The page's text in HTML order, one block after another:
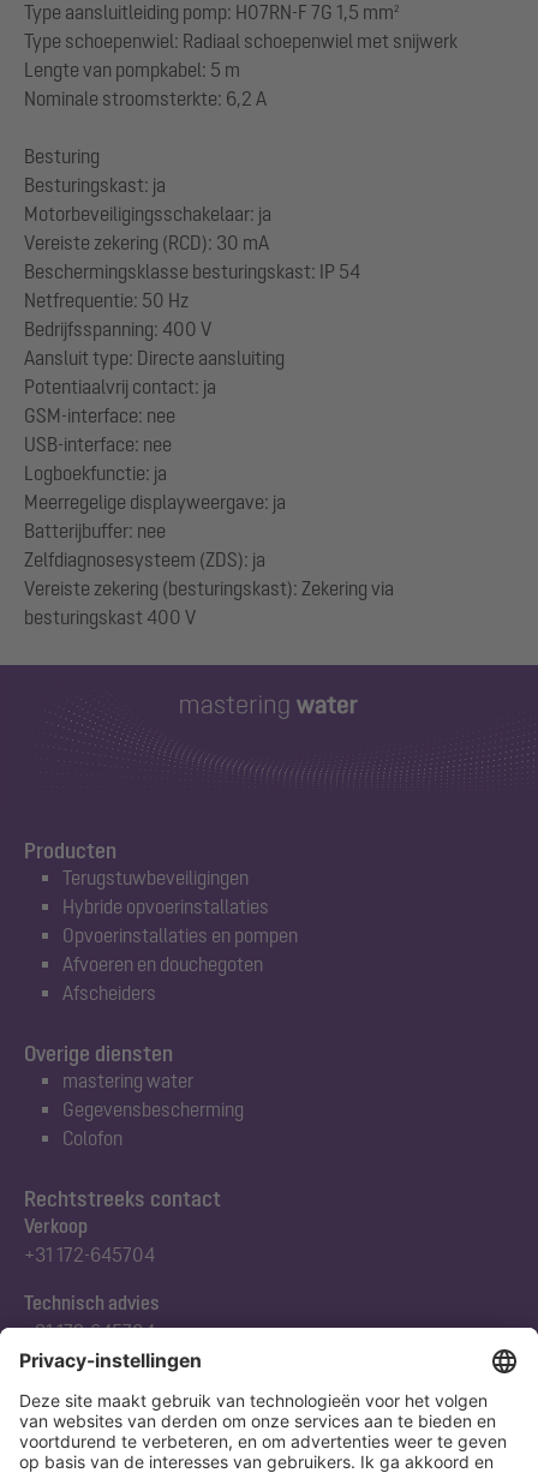
Type aansluitleiding pomp: H07RN-F 7G 1,5 mm²
Type schoepenwiel: Radiaal schoepenwiel met snijwerk
Lengte van pompkabel: 5 m
Nominale stroomsterkte: 6,2 A
Besturing
Besturingskast: ja
Motorbeveiligingsschakelaar: ja
Vereiste zekering (RCD): 30 mA
Beschermingsklasse besturingskast: IP 54
Netfrequentie: 50 Hz
Bedrijfsspanning: 400 V
Aansluit type: Directe aansluiting
Potentiaalvrij contact: ja
GSM-interface: nee
USB-interface: nee
Logboekfunctie: ja
Meerregelige displayweergave: ja
Batterijbuffer: nee
Zelfdiagnosesysteem (ZDS): ja
Vereiste zekering (besturingskast): Zekering via
Producten
Terugstuwbeveiligingen
Hybride opvoerinstallaties
Opvoerinstallaties en pompen
Afvoeren en douchegoten
Afscheiders
Rechtstreeks contact
Verkoop
+31 172-645704
Technisch advies
+31 172-645704
Abonneert u zich op onze nieuwsbrief
Nu aanmelden
Overige diensten
mastering water
Gegevensbescherming
Colofon